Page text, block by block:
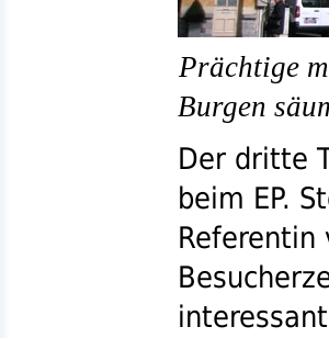
Prächtige
Burgen
Der dritte
beim EP.
Referentin